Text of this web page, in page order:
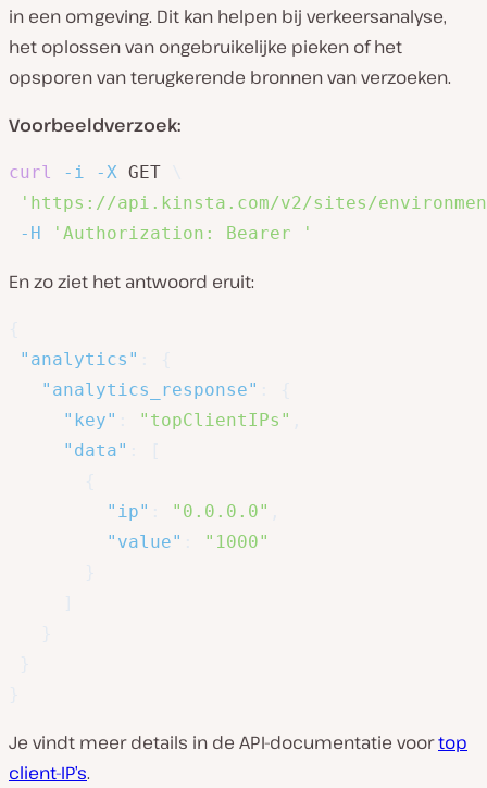
in een omgeving. Dit kan helpen bij verkeersanalyse,
het oplossen van ongebruikelijke pieken of het
opsporen van terugkerende bronnen van verzoeken.
Voorbeeldverzoek:
curl -i -X GET
'https://api.kinsta.com/v2/sites/
-H
'Authorization: Bearer '
En zo ziet het antwoord eruit:
"analytics"
"analytics_response"
"key"
"topClientIPs"
"data"
"ip"
"0.0.0.0"
"value"
"1000"
Je vindt meer details in de API-documentatie voortop
client-IP’s.